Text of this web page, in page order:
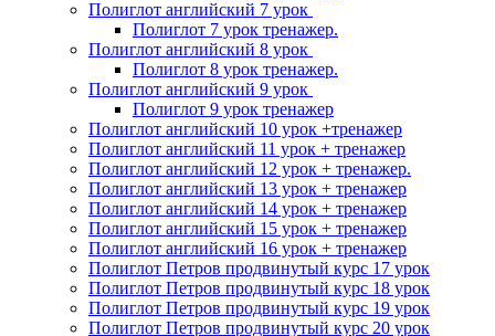
Полиглот английский 7 урок
Полиглот 7 урок тренажер.
Полиглот английский 8 урок
Полиглот 8 урок тренажер.
Полиглот английский 9 урок
Полиглот 9 урок тренажер
Полиглот английский 10 урок +тренажер
Полиглот английский 11 урок + тренажер
Полиглот английский 12 урок + тренажер.
Полиглот английский 13 урок + тренажер
Полиглот английский 14 урок + тренажер
Полиглот английский 15 урок + тренажер
Полиглот английский 16 урок + тренажер
Полиглот Петров продвинутый курс 17 урок
Полиглот Петров продвинутый курс 18 урок
Полиглот Петров продвинутый курс 19 урок
Полиглот Петров продвинутый курс 20 урок